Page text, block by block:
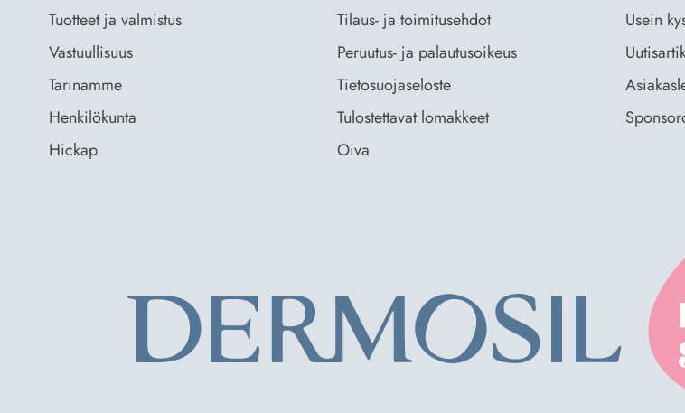
Tuotteet ja valmistus
Vastuullisuus
Tarinamme
Henkilökunta
Hickap
Tilaus- ja toimitusehdot
Peruutus- ja palautusoikeus
Tietosuojaseloste
Tulostettavat lomakkeet
Oiva
Usein